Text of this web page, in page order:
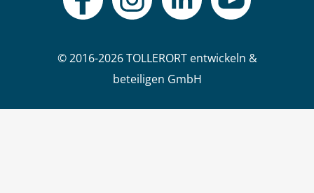
© 2016-2026 TOLLERORT entwickeln &
beteiligen GmbH